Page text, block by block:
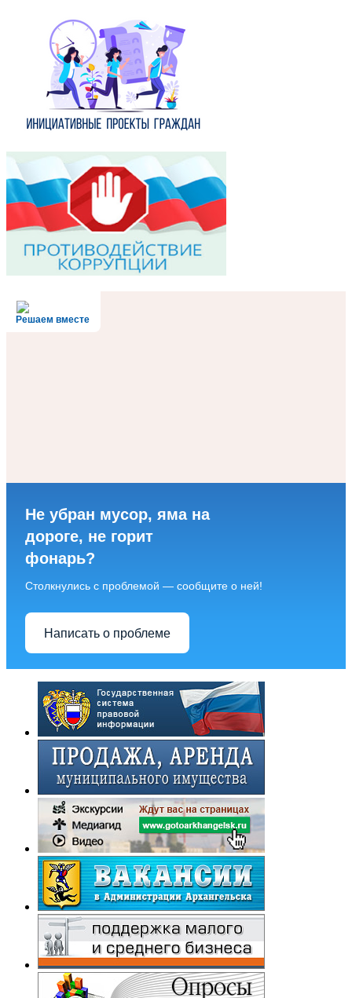
Решаем вместе
Не убран мусор, яма на
дороге, не горит
фонарь?
Столкнулись с проблемой — сообщите о ней!
Написать о проблеме